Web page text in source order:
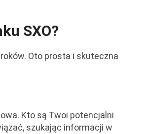
SXO?
Oto prosta i skuteczna
Kto są Twoi potencjalni
szukając informacji w